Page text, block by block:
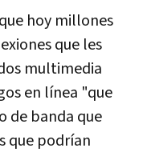
hoy millones
que les
multimedia
en línea "que
de banda que
que podrían